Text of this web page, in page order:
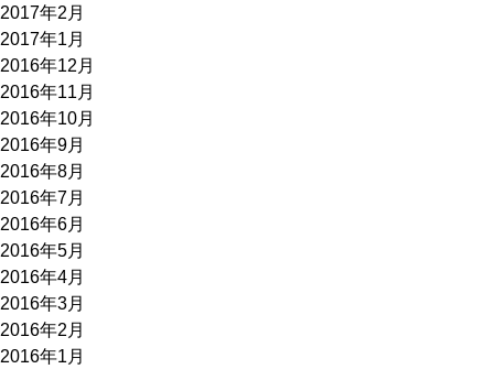
2017年2月
2017年1月
2016年12月
2016年11月
2016年10月
2016年9月
2016年8月
2016年7月
2016年6月
2016年5月
2016年4月
2016年3月
2016年2月
2016年1月